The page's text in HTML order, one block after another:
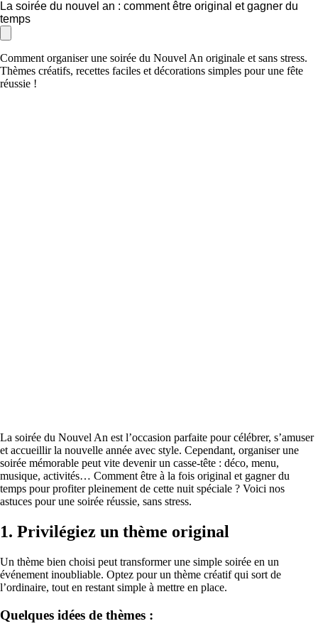
La soirée du nouvel an : comment être original et gagner du
temps
Comment organiser une soirée du Nouvel An originale et sans stress.
Thèmes créatifs, recettes faciles et décorations simples pour une fête
réussie !
La soirée du Nouvel An est l’occasion parfaite pour célébrer, s’amuser
et accueillir la nouvelle année avec style. Cependant, organiser une
soirée mémorable peut vite devenir un casse-tête : déco, menu,
musique, activités… Comment être à la fois original et gagner du
temps pour profiter pleinement de cette nuit spéciale ? Voici nos
astuces pour une soirée réussie, sans stress.
1. Privilégiez un thème original
Un thème bien choisi peut transformer une simple soirée en un
événement inoubliable. Optez pour un thème créatif qui sort de
l’ordinaire, tout en restant simple à mettre en place.
Quelques idées de thèmes :